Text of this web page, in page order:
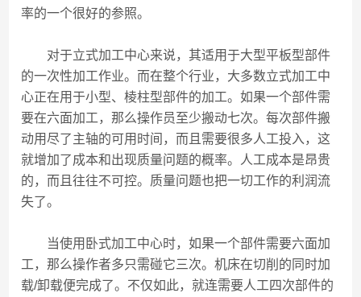
率的一个很好的参照。
对于立式加工中心来说，其适用于大型平板型部件
的一次性加工作业。而在整个行业，大多数立式加工中
心正在用于小型、棱柱型部件的加工。如果一个部件需
要在六面加工，那么操作员至少搬动七次。每次部件搬
动用尽了主轴的可用时间，而且需要很多人工投入，这
就增加了成本和出现质量问题的概率。人工成本是昂贵
的，而且往往不可控。质量问题也把一切工作的利润流
失了。
当使用卧式加工中心时，如果一个部件需要六面加
工，那么操作者多只需碰它三次。机床在切削的同时加
载/卸载便完成了。不仅如此，就连需要人工四次部件的